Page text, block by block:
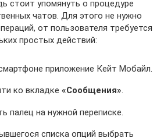
стоит упомянуть о процедуре
чатов. Для этого не нужно
от пользователя требуется
простых действий:
приложение Кейт Мобайл.
ко вкладке «Сообщения».
палец на нужной переписке.
списка опций выбрать